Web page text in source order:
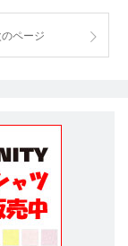
のページ